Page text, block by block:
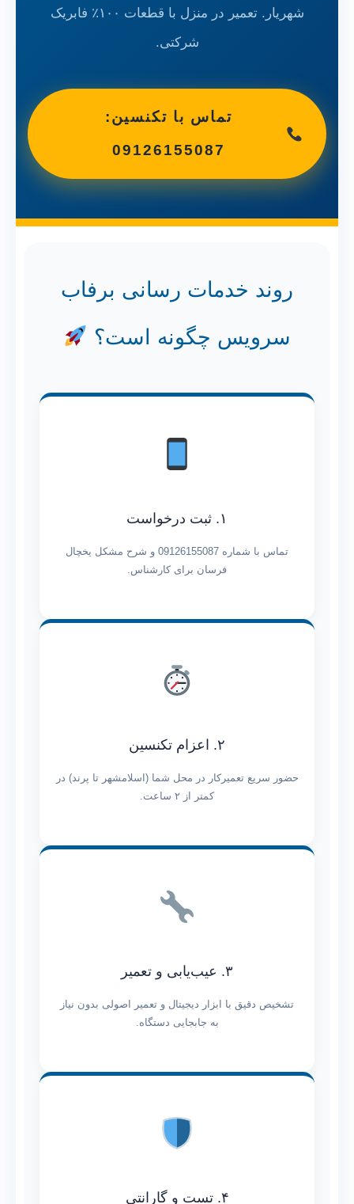
شهریار. تعمیر در منزل با قطعات ۱۰۰٪ فابریک
شرکتی.
تماس با تکنسین:
09126155087
روند خدمات رسانی برفاب
سرویس چگونه است؟
۱. ثبت درخواست
تماس با شماره 09126155087 و شرح مشکل یخچال
فرسان برای کارشناس.
۲. اعزام تکنسین
حضور سریع تعمیرکار در محل شما (اسلامشهر تا پرند) در
کمتر از ۲ ساعت.
۳. عیب‌یابی و تعمیر
تشخیص دقیق با ابزار دیجیتال و تعمیر اصولی بدون نیاز
به جابجایی دستگاه.
۴. تست و گارانتی